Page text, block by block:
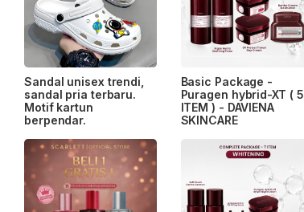
Sandal unisex trendi,
sandal pria terbaru.
Motif kartun
berpendar.
Basic Package -
Puragen hybrid-XT ( 5
ITEM ) - DAVIENA
SKINCARE